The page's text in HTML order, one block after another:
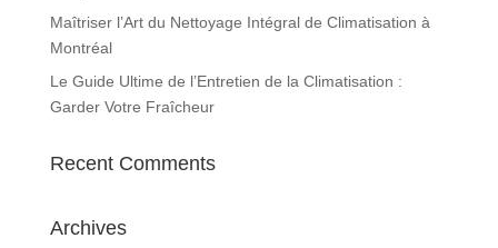
Maîtriser l’Art du Nettoyage Intégral de Climatisation à
Montréal
Le Guide Ultime de l’Entretien de la Climatisation :
Garder Votre Fraîcheur
Recent Comments
Archives